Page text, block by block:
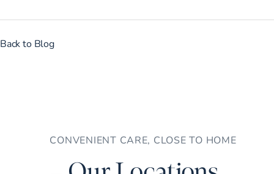
Back to Blog
CONVENIENT CARE, CLOSE TO HOME